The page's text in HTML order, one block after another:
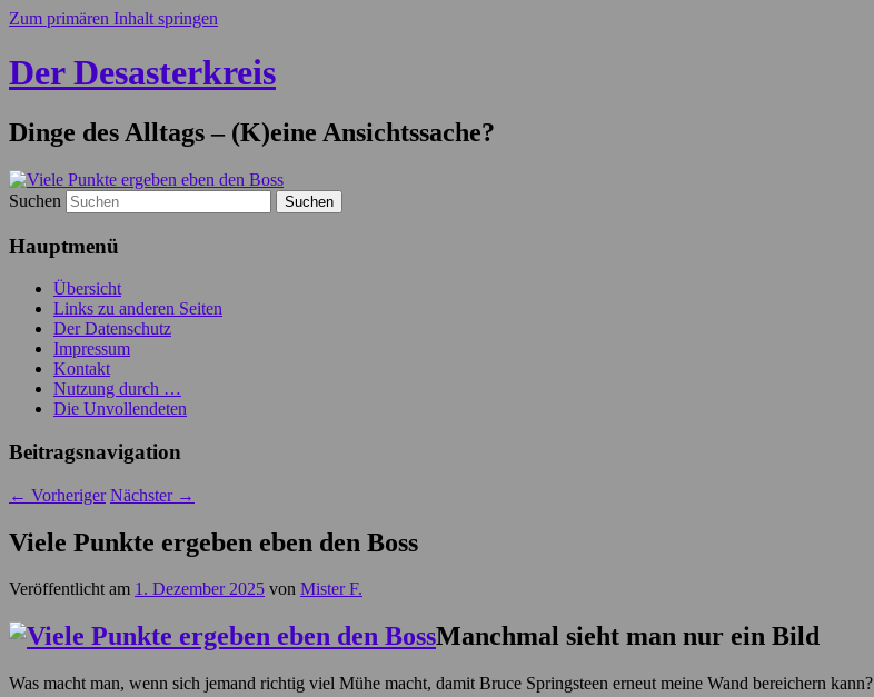
Zum primären Inhalt springen
Der Desasterkreis
Dinge des Alltags – (K)eine Ansichtssache?
Suchen
Hauptmenü
Übersicht
Links zu anderen Seiten
Der Datenschutz
Impressum
Kontakt
Nutzung durch …
Die Unvollendeten
Beitragsnavigation
← Vorheriger Nächster →
Viele Punkte ergeben eben den Boss
Veröffentlicht am 1. Dezember 2025 von Mister F.
Manchmal sieht man nur ein Bild
Was macht man, wenn sich jemand richtig viel Mühe macht, damit Bruce Springsteen erneut meine Wand bereichern kann?